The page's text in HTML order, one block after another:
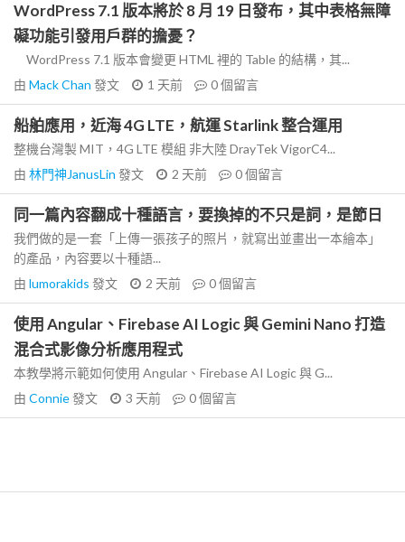
WordPress 7.1 版本將於 8 月 19 日發布，其中表格無障
礙功能引發用戶群的擔憂？
WordPress 7.1 版本會變更 HTML 裡的 Table 的結構，其...
由 Mack Chan 發文 1 天前 0個留言
船舶應用，近海 4G LTE，航運 Starlink 整合運用
整機台灣製 MIT，4G LTE 模組 非大陸 DrayTek VigorC4...
由 林門神JanusLin 發文 2 天前 0個留言
同一篇內容翻成十種語言，要換掉的不只是詞，是節日
我們做的是一套「上傳一張孩子的照片，就寫出並畫出一本繪本」
的產品，內容要以十種語...
由 lumorakids 發文 2 天前 0個留言
使用 Angular、Firebase AI Logic 與 Gemini Nano 打造
混合式影像分析應用程式
本教學將示範如何使用 Angular、Firebase AI Logic 與 G...
由 Connie發文 3 天前 0個留言